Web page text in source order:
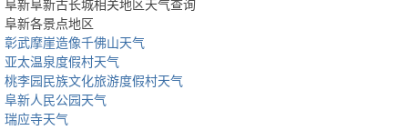
阜新阜新古长城相关地区天气查询
阜新各景点地区
彰武摩崖造像千佛山天气
亚太温泉度假村天气
桃李园民族文化旅游度假村天气
阜新人民公园天气
瑞应寺天气